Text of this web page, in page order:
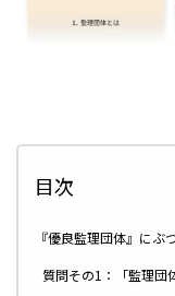
目次
『優良監理団体』にぶ
質問その1：「監理団